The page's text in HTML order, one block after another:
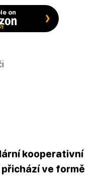
on
kooperativní
ve formě